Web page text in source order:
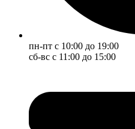
пн-пт с 10:00 до 19:00
сб-вс с 11:00 до 15:00